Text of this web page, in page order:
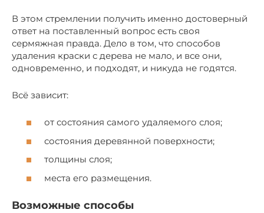
В этом стремлении получить именно достоверный
ответ на поставленный вопрос есть своя
сермяжная правда. Дело в том, что способов
удаления краски с дерева не мало, и все они,
одновременно, и подходят, и никуда не годятся.
Всё зависит:
от состояния самого удаляемого слоя;
состояния деревянной поверхности;
толщины слоя;
места его размещения.
Возможные способы